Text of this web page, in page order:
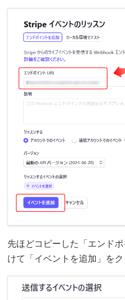
先ほどコピーした「エンド
けて「イベントを追加」をク